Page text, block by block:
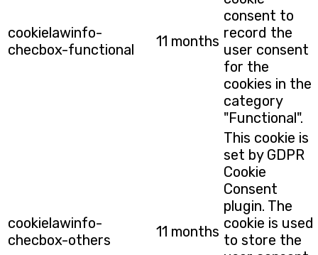
cookielawinfo-
checbox-functional
11 months
consent to
record the
user consent
for the
cookies in the
category
"Functional".
cookielawinfo-
checbox-others
11 months
This cookie is
set by GDPR
Cookie
Consent
plugin. The
cookie is used
to store the